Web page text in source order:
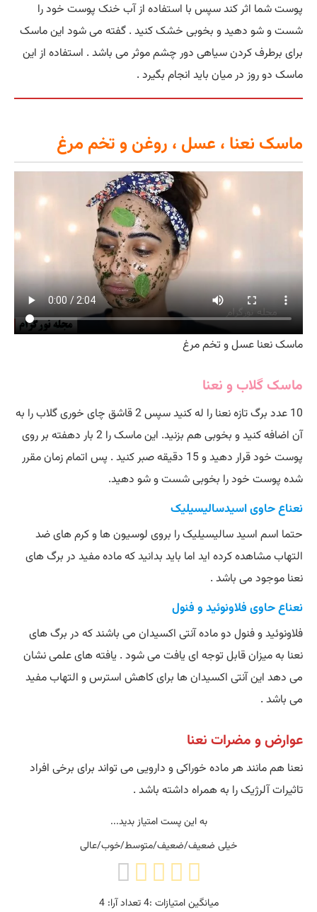
پوست شما اثر کند سپس با استفاده از آب خنک پوست خود را
شست و شو دهید و بخوبی خشک کنید . گفته می شود این ماسک
برای برطرف کردن سیاهی دور چشم موثر می باشد . استفاده از این
ماسک دو روز در میان باید انجام بگیرد .
ماسک نعنا ، عسل ، روغن و تخم مرغ
ماسک نعنا عسل و تخم مرغ
ماسک گلاب و نعنا
10 عدد برگ تازه نعنا را له کنید سپس 2 قاشق چای خوری گلاب را به
آن اضافه کنید و بخوبی هم بزنید. این ماسک را 2 بار دهفته بر روی
پوست خود قرار دهید و 15 دقیقه صبر کنید . پس اتمام زمان مقرر
شده پوست خود را بخوبی شست و شو دهید.
نعناع حاوی اسیدسالیسیلیک
حتما اسم اسید سالیسیلیک را بروی لوسیون ها و کرم های ضد
التهاب مشاهده کرده اید اما باید بدانید که ماده مفید در برگ های
نعنا موجود می باشد .
نعناع حاوی فلاونوئید و فنول
فلاونوئید و فنول دو ماده آنتی اکسیدان می باشند که در برگ های
نعنا به میزان قابل توجه ای یافت می شود . یافته های علمی نشان
می دهد این آنتی اکسیدان ها برای کاهش استرس و التهاب مفید
می باشد .
عوارض و مضرات نعنا
نعنا هم مانند هر ماده خوراکی و دارویی می تواند برای برخی افراد
تاثیرات آلرژیک را به همراه داشته باشد .
به این پست امتیاز بدید...
خیلی ضعیف/ضعیف/متوسط/خوب/عالی
میانگین امتیازات :4تعداد آرا:4